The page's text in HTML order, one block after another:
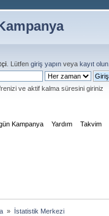
. Lütfen giriş yapın veya kayıt olun
ve aktif kalma süresini giriniz
Kampanya Yardım Takvim
» İstatistik Merkezi